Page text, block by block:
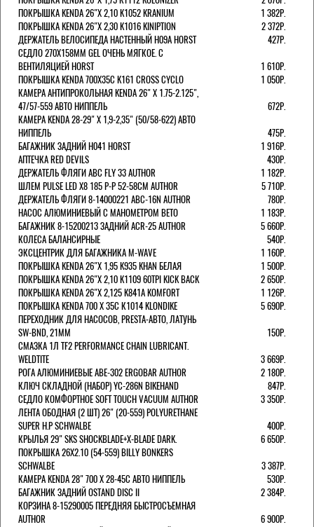
ПОКРЫШКА KENDA 26"Х 2,10 K1052 KRANIUM
1 382Р.
ПОКРЫШКА KENDA 26"Х 2,30 K1016 KINIPTION
2 372Р.
ДЕРЖАТЕЛЬ ВЕЛОСИПЕДА НАСТЕННЫЙ H09A HORST
427Р.
СЕДЛО 270Х158ММ GEL ОЧЕНЬ МЯГКОЕ. С
ВЕНТИЛЯЦИЕЙ HORST
1 610Р.
ПОКРЫШКА KENDA 700Х35С K161 CROSS CYCLO
1 050Р.
КАМЕРА АНТИПРОКОЛЬНАЯ KENDA 26" Х 1.75-2.125",
47/57-559 АВТО НИППЕЛЬ
672Р.
КАМЕРА KENDA 28-29" Х 1,9-2,35" (50/58-622) АВТО
НИППЕЛЬ
475Р.
БАГАЖНИК ЗАДНИЙ H041 HORST
1 916Р.
АПТЕЧКА RED DEVILS
430Р.
ДЕРЖАТЕЛЬ ФЛЯГИ АВС FLY 33 AUTHOR
1 182Р.
ШЛЕМ PULSE LED X8 185 Р-Р 52-58СМ AUTHOR
5 710Р.
ДЕРЖАТЕЛЬ ФЛЯГИ 8-14000221 ABC-16N AUTHOR
780Р.
НАСОС АЛЮМИНИЕВЫЙ С МАНОМЕТРОМ BETO
1 183Р.
БАГАЖНИК 8-15200213 ЗАДНИЙ ACR-25 AUTHOR
5 660Р.
КОЛЕСА БАЛАНСИРНЫЕ
540Р.
ЭКСЦЕНТРИК ДЛЯ БАГАЖНИКА M-WAVE
1 160Р.
ПОКРЫШКА KENDA 26"Х 1,95 K935 KHAN БЕЛАЯ
1 500Р.
ПОКРЫШКА KENDA 26"Х 2,10 K1109 60TPI KICK BACK
2 650Р.
ПОКРЫШКА KENDA 26"Х 2,125 K841A KOMFORT
1 126Р.
ПОКРЫШКА KENDA 700 Х 35С К1014 KLONDIKE
5 690Р.
ПЕРЕХОДНИК ДЛЯ НАСОСОВ, PRESTA-АВТО, ЛАТУНЬ
SW-BND, 21ММ
150Р.
СМАЗКА 1Л TF2 PERFORMANCE CHAIN LUBRICANT.
WELDTITE
3 669Р.
РОГА АЛЮМИНИЕВЫЕ ABE-302 ERGOBAR AUTHOR
2 180Р.
КЛЮЧ СКЛАДНОЙ (НАБОР) YC-286N BIKEHAND
847Р.
СЕДЛО КОМФОРТНОЕ SOFT TOUCH VACUUM AUTHOR
3 350Р.
ЛЕНТА ОБОДНАЯ (2 ШТ) 26" (20-559) POLYURETHANE
SUPER H.P SCHWALBE
400Р.
КРЫЛЬЯ 29" SKS SHOCKBLADE+X-BLADE DARK.
6 650Р.
ПОКРЫШКА 26X2.10 (54-559) BILLY BONKERS
SCHWALBE
3 387Р.
КАМЕРА KENDA 28" 700 Х 28-45С АВТО НИППЕЛЬ
530Р.
БАГАЖНИК ЗАДНИЙ OSTAND DISC II
2 384Р.
КОРЗИНА 8-15290005 ПЕРЕДНЯЯ БЫСТРОСЪЕМНАЯ
AUTHOR
6 900Р.